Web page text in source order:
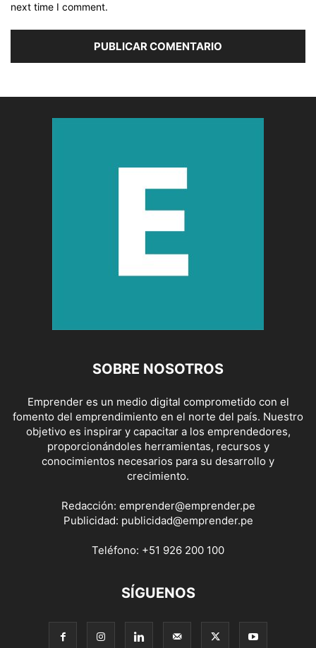
next time I comment.
SOBRE NOSOTROS
Emprender es un medio digital comprometido con el
fomento del emprendimiento en el norte del país. Nuestro
objetivo es inspirar y capacitar a los emprendedores,
proporcionándoles herramientas, recursos y
conocimientos necesarios para su desarrollo y
crecimiento.
Redacción: emprender@emprender.pe
Publicidad: publicidad@emprender.pe
Teléfono: +51 926 200 100
SÍGUENOS